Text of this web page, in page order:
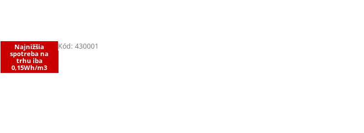
Najnižšia
spotreba na
trhu iba
0,15Wh/m3
Kód:430001